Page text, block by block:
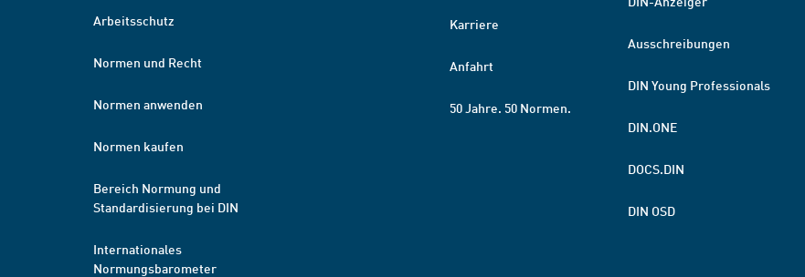
Arbeitsschutz
Normen und Recht
Normen anwenden
Normen kaufen
Bereich Normung und
Standardisierung bei DIN
Internationales
Normungsbarometer
Karriere
Anfahrt
50 Jahre. 50 Normen.
Ausschreibungen
DIN Young Professionals
DIN.ONE
DOCS.DIN
DIN OSD